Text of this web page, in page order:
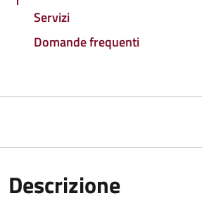
Servizi
Domande frequenti
Descrizione